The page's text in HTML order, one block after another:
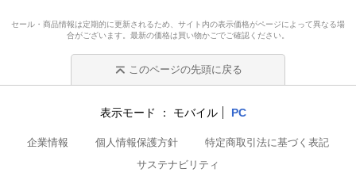
セール・商品情報は定期的に更新されるため、サイト内の表示価格がページによって異なる場
合がございます。最新の価格は買い物かごでご確認ください。
このページの先頭に戻る
表示モード モバイル PC
企業情報 個人情報保護方針
特定商取引法に基づく表記
サステナビリティ